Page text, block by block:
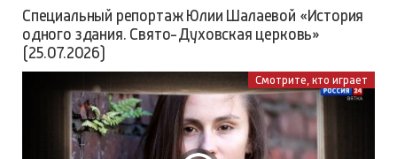
Специальный репортаж Юлии Шалаевой «История
одного здания. Свято-Духовская церковь»
(25.07.2026)
Смотрите, кто играет